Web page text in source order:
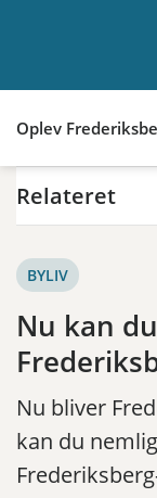
Oplev
Relateret
BYLIV
Nu kan
Nu bliver
kan du